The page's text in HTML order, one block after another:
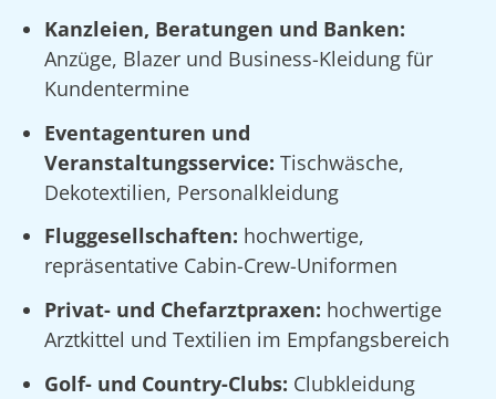
Kanzleien, Beratungen und Banken:
Anzüge, Blazer und Business-Kleidung für
Kundentermine
Eventagenturen und
Veranstaltungsservice: Tischwäsche,
Dekotextilien, Personalkleidung
Fluggesellschaften: hochwertige,
repräsentative Cabin-Crew-Uniformen
Privat- und Chefarztpraxen: hochwertige
Arztkittel und Textilien im Empfangsbereich
Golf- und Country-Clubs: Clubkleidung